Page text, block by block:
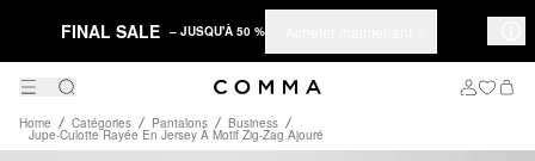
FINAL SALE – JUSQU'À 50 %
Home Catégories Pantalons Business
Jupe-Culotte Rayée En Jersey À Motif Zig-Zag Ajouré